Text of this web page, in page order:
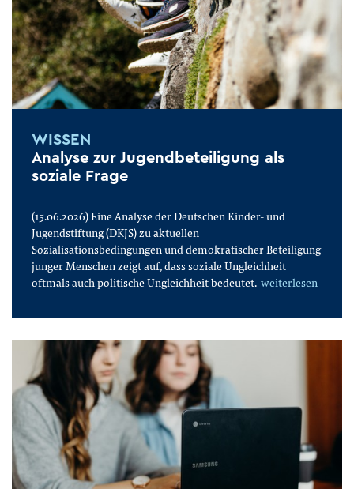
WISSEN
Analyse zur Jugendbeteiligung als
soziale Frage
(15.06.2026) Eine Analyse der Deutschen Kinder- und
Jugendstiftung (DKJS) zu aktuellen
Sozialisationsbedingungen und demokratischer Beteiligung
junger Menschen zeigt auf, dass soziale Ungleichheit
oftmals auch politische Ungleichheit bedeutet. weiterlesen